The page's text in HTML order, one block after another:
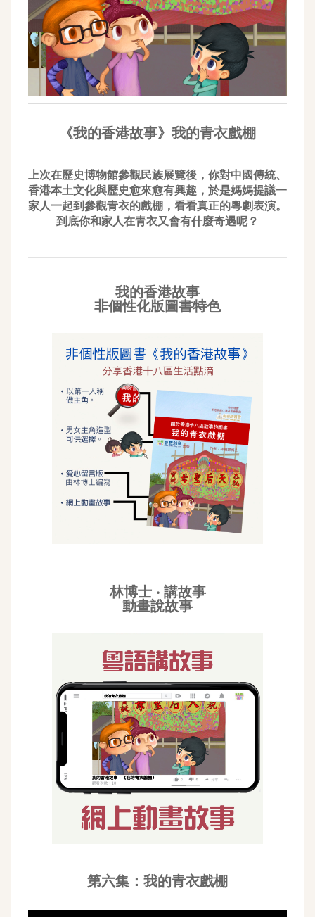
《我的香港故事》我的青衣戲棚
上次在歷史博物館參觀民族展覽後，你對中國傳統、
香港本土文化與歷史愈來愈有興趣，於是媽媽提議一
家人一起到參觀⻘衣的戲棚，看看真正的粵劇表演。
到底你和家人在青衣又會有什麼奇遇呢？
我的香港故事
非個性化版圖書特色
林博士 ‧ 講故事
動畫說故事
第六集：我的青衣戲棚